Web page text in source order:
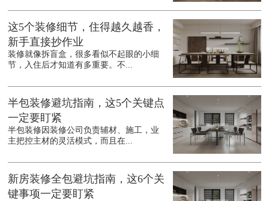
这5个装修细节，住得越久越香，
新手直接抄作业
装修就像拆盲盒，很多看似不起眼的小细
节，入住后才知道有多重要。不...
半包装修避坑指南，这5个关键点
一定要盯紧
半包装修因装修公司负责辅材、施工，业
主把控主材的灵活模式，而且在...
新房装修全包避坑指南，这6个关
键事项一定要盯紧